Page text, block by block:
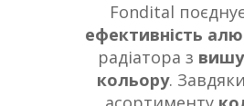
Fondital
ефективність
радіатора з
кольору.